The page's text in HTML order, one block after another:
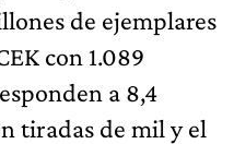
de ejemplares
con 1.089
a 8,4
tiradas de mil y el